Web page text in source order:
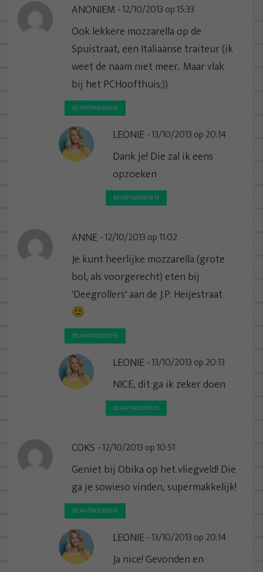
ANONIEM 12/10/2013 op 15:33
Ook lekkere mozzarella op de
Spuistraat, een Italiaanse traiteur (ik
weet de naam niet meer.. Maar vlak
bij het PCHoofthuis;))
BEANTWOORDEN
LEONIE 13/10/2013 op 20:14
Dank je! Die zal ik eens
opzoeken
BEANTWOORDEN
ANNE 12/10/2013 op 11:02
Je kunt heerlijke mozzarella (grote
bol, als voorgerecht) eten bij
'Deegrollers' aan de J.P. Heijestraat
🙂
BEANTWOORDEN
LEONIE 13/10/2013 op 20:13
NICE, dit ga ik zeker doen
BEANTWOORDEN
COKS 12/10/2013 op 10:51
Geniet bij Obika op het vliegveld! Die
ga je sowieso vinden, supermakkelijk!
BEANTWOORDEN
LEONIE 13/10/2013 op 20:14
Ja nice! Gevonden en